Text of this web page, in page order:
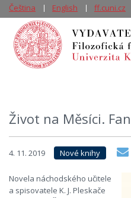
Život na Měsíci.
4. 11. 2019 Nové knihy
Novela náchodského učitele
a spisovatele K. J. Pleskače
Čeština English ff.cuni.cz